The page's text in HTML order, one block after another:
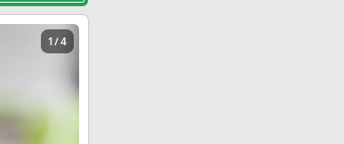
1 / 4